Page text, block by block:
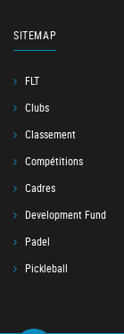
SITEMAP
FLT
Clubs
Classement
Compétitions
Cadres
Development Fund
Padel
Pickleball